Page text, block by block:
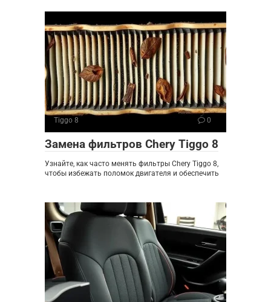
Tiggo 8 0
Замена фильтров Chery Tiggo 8
Узнайте, как часто менять фильтры Chery Tiggo 8,
чтобы избежать поломок двигателя и обеспечить